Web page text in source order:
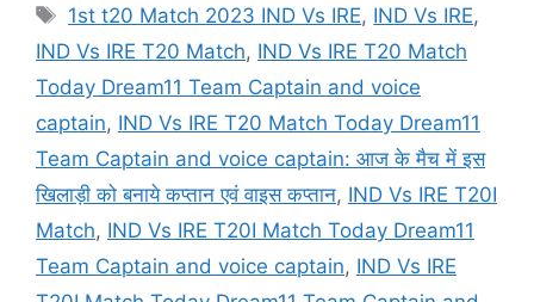
Tags
1st t20 Match 2023 IND Vs IRE, IND Vs IRE,
IND Vs IRE T20 Match, IND Vs IRE T20 Match
Today Dream11 Team Captain and voice
captain, IND Vs IRE T20 Match Today Dream11
Team Captain and voice captain: आज के मैच में इस
खिलाड़ी को बनाये कप्तान एवं वाइस कप्तान, IND Vs IRE T20I
Match, IND Vs IRE T20I Match Today Dream11
Team Captain and voice captain, IND Vs IRE